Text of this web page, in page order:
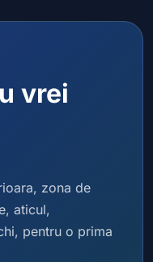
vrei
zona de
aticul,
pentru o prima